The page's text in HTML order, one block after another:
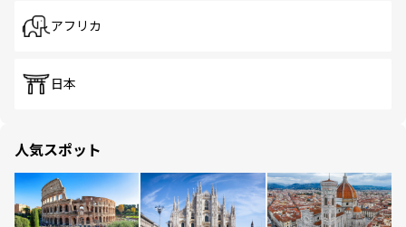
アフリカ
日本
人気スポット